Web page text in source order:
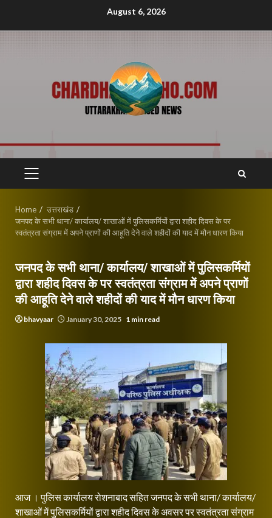
August 6, 2026
PRIMARY
Home
उत्तराखंड
जनपद के सभी थाना/ कार्यालय/ शाखाओं में पुलिसकर्मियों द्वारा शहीद दिवस के पर
स्वतंत्रता संग्राम में अपने प्राणों की आहूति देने वाले शहीदों की याद में मौन धारण किया
जनपद के सभी थाना/ कार्यालय/ शाखाओं में पुलिसकर्मियों
द्वारा शहीद दिवस के पर स्वतंत्रता संग्राम में अपने प्राणों
की आहूति देने वाले शहीदों की याद में मौन धारण किया
bhavyaar January 30, 2025 1 min read
आज । पुलिस कार्यालय रोशनाबाद सहित जनपद के सभी थाना/ कार्यालय/
शाखाओं में पुलिसकर्मियों द्वारा शहीद दिवस के अवसर पर स्वतंत्रता संग्राम